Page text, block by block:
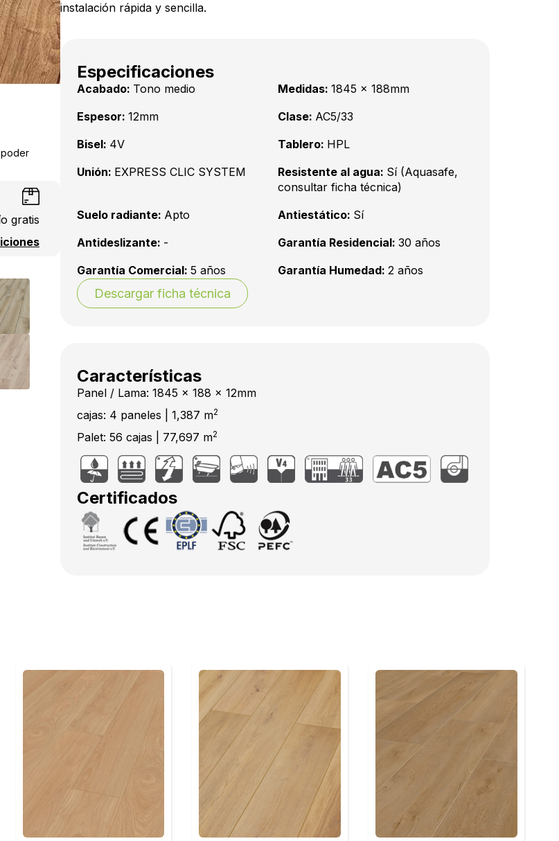
poder
gratis
instalación rápida y sencilla.
Especificaciones
Acabado: Tono medio Medidas: 1845 x 188mm
Espesor: 12mm Clase: AC5/33
Bisel: 4V Tablero: HPL
Unión: EXPRESS CLIC SYSTEM Resistente al agua: Sí (Aquasafe,
consultar ficha técnica)
Suelo radiante: Apto Antiestático: Sí
Antideslizante: - Garantía Residencial: 30 años
Garantía Comercial: 5 años Garantía Humedad: 2 años
Descargar ficha técnica
Características
Panel / Lama: 1845 x 188 x 12mm
cajas: 4 paneles | 1,387 m2
Palet: 56 cajas | 77,697 m2
Certificados